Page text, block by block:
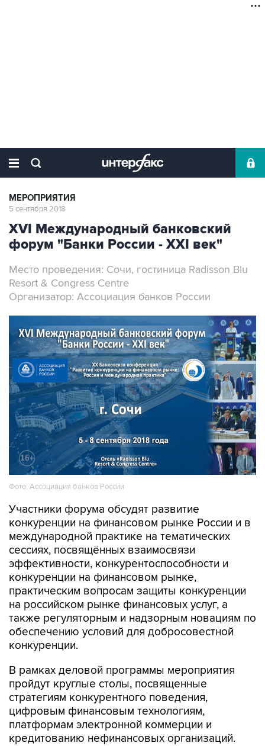
МЕРОПРИЯТИЯ
5 сентября 2018
XVI Международный банковский
форум "Банки России - XXI век"
Место проведения: Сочи, гостиница Radisson Blu
Resort & Congress Centre
Организатор: Ассоциация банков России
Фото: Ассоциация банков России
Участники форума обсудят развитие
конкуренции на финансовом рынке России и в
международной практике на тематических
сессиях, посвящённых взаимосвязи
эффективности, конкурентоспособности и
конкуренции на финансовом рынке,
практическим вопросам защиты конкуренции
на российском рынке финансовых услуг, а
также регуляторным и надзорным новациям по
обеспечению условий для добросовестной
конкуренции.
В рамках деловой программы мероприятия
пройдут круглые столы, посвященные
стратегиям конкурентного поведения,
цифровым финансовым технологиям,
платформам электронной коммерции и
кредитованию нефинансовых организаций.